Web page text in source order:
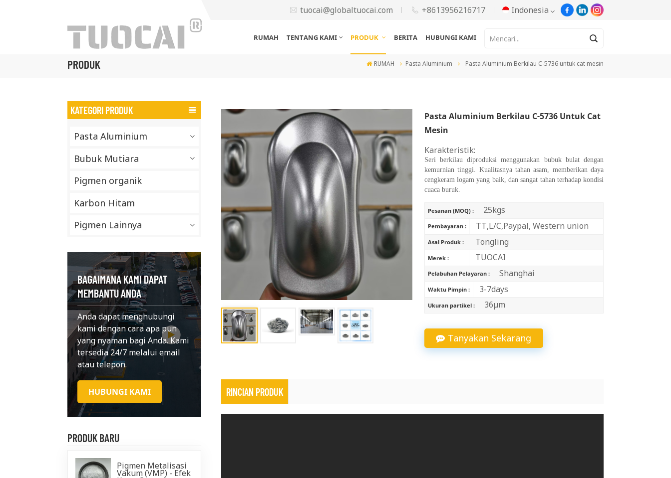
tuocai@globaltuocai.com +8613956216717 Indonesia
Português
Türkçe
中文
RUMAH TENTANG KAMI PRODUK BERITA HUBUNGI KAMI
PRODUK RUMAH Pasta Aluminium Pasta Aluminium Berkilau C-5736 untuk cat mesin
KATEGORI PRODUK
Pasta Aluminium
Bubuk Mutiara
Pigmen organik
Karbon Hitam
Pigmen Lainnya
BAGAIMANA KAMI DAPAT
MEMBANTU ANDA
Anda dapat menghubungi
kami dengan cara apa pun
yang nyaman bagi Anda. Kami
tersedia 24/7 melalui email
atau telepon.
HUBUNGI KAMI
PRODUK BARU
Pigmen Metalisasi
Vakum (VMP) - Efek
Pasta Aluminium Berkilau C-5736 Untuk Cat
Mesin
Karakteristik:
Seri berkilau diproduksi menggunakan bubuk bulat dengan
kemurnian tinggi. Kualitasnya tahan asam, memberikan daya
cengkeram logam yang baik, dan sangat tahan terhadap kondisi
cuaca buruk.
Pesanan (MOQ) : 25kgs
Pembayaran : TT,L/C,Paypal, Western union
Asal Produk : Tongling
Merek : TUOCAI
Pelabuhan Pelayaran : Shanghai
Waktu Pimpin : 3-7days
Ukuran partikel : 36μm
Tanyakan Sekarang
RINCIAN PRODUK